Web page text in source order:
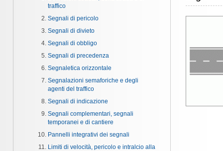
traffico
Segnali di pericolo
Segnali di divieto
Segnali di obbligo
Segnali di precedenza
Segnaletica orizzontale
Segnalazioni semaforiche e degli
agenti del traffico
Segnali di indicazione
Segnali complementari, segnali
temporanei e di cantiere
Pannelli integrativi dei segnali
Limiti di velocità, pericolo e intralcio alla